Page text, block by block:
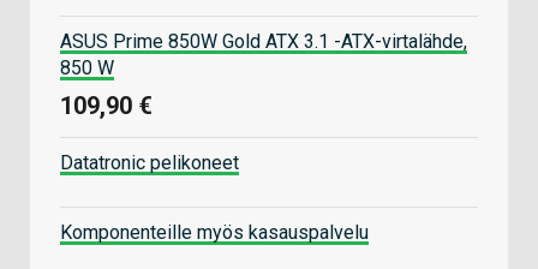
ASUS Prime 850W Gold ATX 3.1 -ATX-virtalähde,
850 W
109,90 €
Datatronic pelikoneet
Komponenteille myös kasauspalvelu